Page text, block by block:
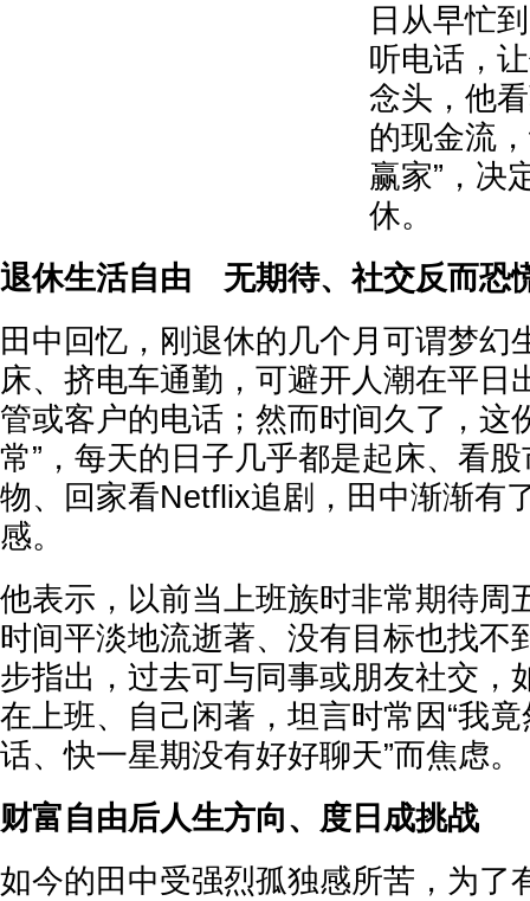
日从早忙
听电话，
念头，他
的现金流
赢家”，决
休。
退休生活自由 无期待、社交反而恐
田中回忆，刚退休的几个月可谓梦幻
床、挤电车通勤，可避开人潮在平日
管或客户的电话；然而时间久了，这
常”，每天的日子几乎都是起床、看
物、回家看Netflix追剧，田中渐渐有
感。
他表示，以前当上班族时非常期待周
时间平淡地流逝著、没有目标也找不
步指出，过去可与同事或朋友社交，
在上班、自己闲著，坦言时常因“我
话、快一星期没有好好聊天”而焦虑。
财富自由后人生方向、度日成挑战
如今的田中受强烈孤独感所苦，为了